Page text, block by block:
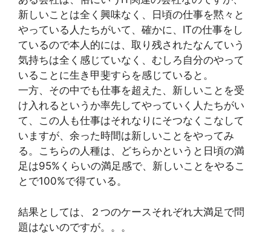
新しいことは全く興味なく、日頃の仕事を黙々と
やっている人たちがいて、確かに、ITの仕事をし
ているので本人的には、取り残されたなんていう
気持ちは全く感じていなく、むしろ自分のやって
いることに生き甲斐すらを感じていると。
一方、その中でも仕事を超えた、新しいことを受
け入れるというか率先してやっていく人たちがい
て、この人も仕事はそれなりにそつなくこなして
いますが、余った時間は新しいことをやってみ
る。こちらの人種は、どちらかというと日頃の満
足は95%くらいの満足感で、新しいことをやるこ
とで100%で得ている。
結果としては、２つのケースそれぞれ大満足で問
題はないのですが。。。